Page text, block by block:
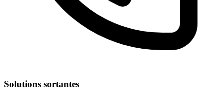
Solutions sortantes